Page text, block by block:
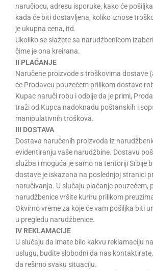
naručiocu, adresu isporuke, kako će
kada će biti dostavljena, koliko iznose
je ukupna cena, itd.
Ukoliko se slažete sa narudžbenicom
čime je ona kreirana.
II PLAĆANJE
Naručene proizvode s troškovima dostave
će Prodavcu pouzećem prilikom dostave
Kupac naruči robu i odbije da je primi,
traži od Kupca nadoknadu poštanskih i
manipulativnih troškova.
III DOSTAVA
Dostava naručenih proizvoda iz
evidentiranju vaše narudžbine. Dostavu
služba i moguća je samo na teritoriji Srbije
dostave je iskazana na poslednjoj stranici
naručivanja. U slučaju plaćanje pouzećem,
narudžbenice vršite kuriru prilikom
Okvirno vreme za koje će vam pošiljka biti
u pregledu narudžbenice.
IV REKLAMACIJE
U slučaju da imate bilo kakvu reklamaciju
uslugu, budite slobodni da nas
da rešimo svaku situaciju.